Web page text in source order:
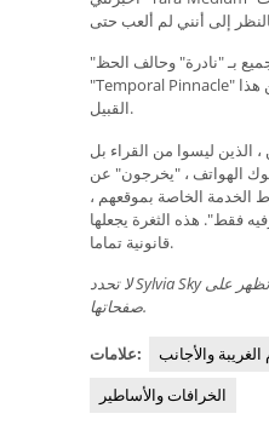
"إريك مكالوم" يتنبأ للجميع بـ "نادرة" وحالف الحظ
"Temporal Pinnacle" عندما لا يكون هناك شيء من هذا
القبيل.
، الذين ليسوا من القراء بل
الهواتف ، "يخرجون" عن
الخاصة بموقعهم ،
فقط". هذه الثغرة يجعلها
قانونية تماما.
لا تحدد Sylvia Sky أو ​​تصادق على أي إعلانات تظهر على
صفحاتها.
علامات: والأجانب
الخرافات والأساطير